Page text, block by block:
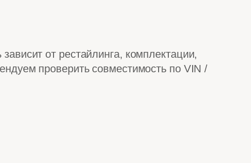
от рестайлинга, комплектации,
проверить совместимость по VIN /